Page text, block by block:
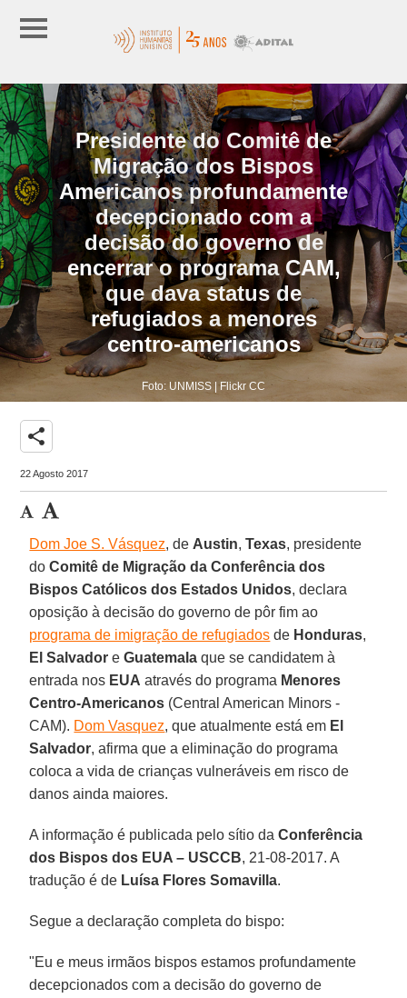
Presidente do Comitê de
Migração dos Bispos
Americanos profundamente
decepcionado com a
decisão do governo de
encerrar o programa CAM,
que dava status de
refugiados a menores
centro-americanos
Foto: UNMISS | Flickr CC
share
22 Agosto 2017
Dom Joe S. Vásquez, de Austin,Texas, presidente
doComitê de Migração da Conferência dos
Bispos Católicos dos Estados Unidos, declara
oposição à decisão do governo de pôr fim ao
programa de imigração de refugiados de Honduras,
El Salvador eGuatemala que se candidatem à
entrada nos EUA através do programa Menores
Centro-Americanos (Central American Minors -
CAM). Dom Vasquez, que atualmente está em El
Salvador, afirma que a eliminação do programa
coloca a vida de crianças vulneráveis em risco de
danos ainda maiores.
A informação é publicada pelo sítio daConferência
dos Bispos dos EUA – USCCB, 21-08-2017. A
tradução é de Luísa Flores Somavilla.
Segue a declaração completa do bispo:
"Eu e meus irmãos bispos estamos profundamente
decepcionados com a decisão do governo de